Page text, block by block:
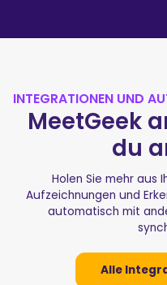
INTEGRATIONEN UND
MeetGeek
du
Holen Sie mehr aus
Aufzeichnungen und
automatisch mit
Alle